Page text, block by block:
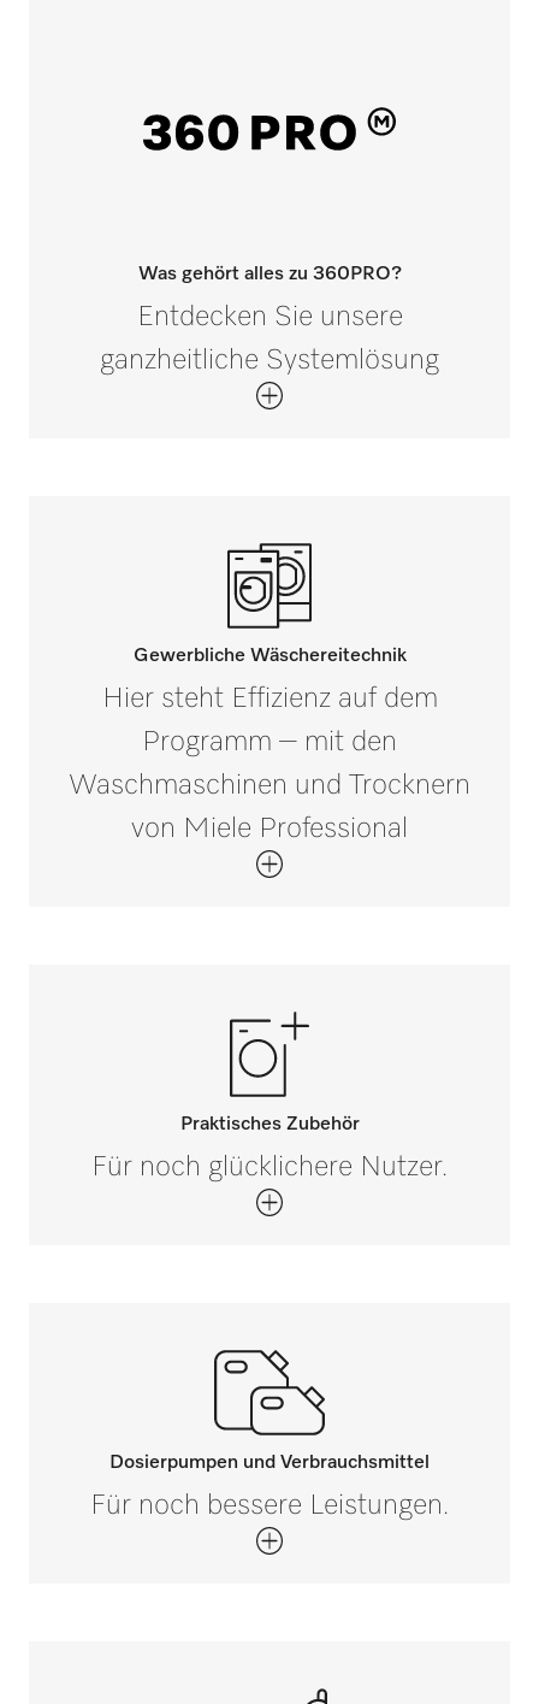
Was gehört alles zu 360PRO?
Entdecken Sie unsere
ganzheitliche Systemlösung
Gewerbliche Wäschereitechnik
Hier steht Effizienz auf dem
Programm – mit den
Waschmaschinen und Trocknern
von Miele Professional
Praktisches Zubehör
Für noch glücklichere Nutzer.
Dosierpumpen und Verbrauchsmittel
Für noch bessere Leistungen.